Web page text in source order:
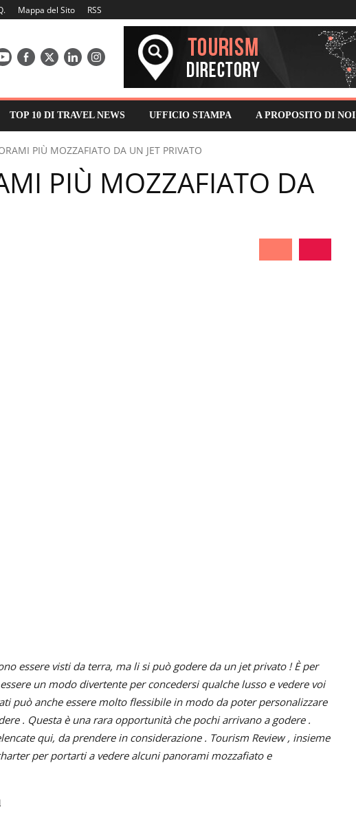
Mappa del Sito RSS
TOP 10 DI TRAVEL NEWS UFFICIO STAMPA A PROPOSITO DI NOI
PIÙ MOZZAFIATO DA UN JET PRIVATO
PIÙ MOZZAFIATO DA
essere visti da terra, ma li si può godere da un jet privato ! È per
un modo divertente per concedersi qualche lusso e vedere voi
può anche essere molto flessibile in modo da poter personalizzare
. Questa è una rara opportunità che pochi arrivano a godere .
qui, da prendere in considerazione . Tourism Review , insieme
per portarti a vedere alcuni panorami mozzafiato e